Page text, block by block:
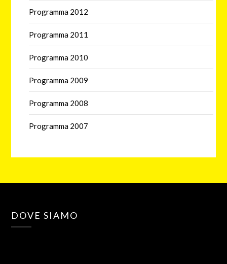
Programma 2012
Programma 2011
Programma 2010
Programma 2009
Programma 2008
Programma 2007
DOVE SIAMO